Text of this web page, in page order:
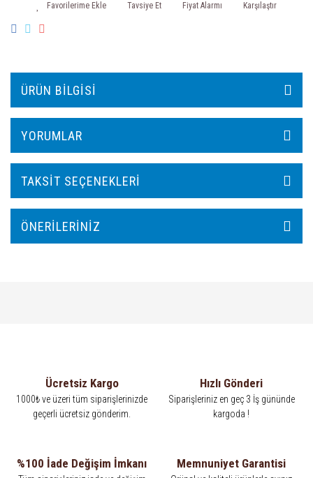
Tavsiye Et Fiyat Alarmı Karşılaştır
ÜRÜN BILGISI
YORUMLAR
TAKSIT SEÇENEKLERI
ÖNERILERINIZ
Ücretsiz Kargo
1000₺ ve üzeri tüm siparişlerinizde
geçerli ücretsiz gönderim.
Hızlı Gönderi
Siparişleriniz en geç 3 İş gününde
kargoda !
%100 İade Değişim İmkanı Memnuniyet Garantisi